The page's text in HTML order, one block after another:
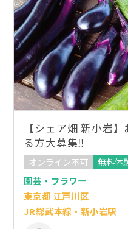
【シェア畑 新小岩
る方大募集‼
オンライン不可
無料体
園芸・フラワー
東京都 江戸川区
JR総武本線・新小岩駅